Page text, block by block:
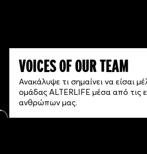
VOICES OF OUR TEAM
Ανακάλυψε τι σημαίνει να είσαι
ομάδας ALTERLIFE μέσα από τις
ανθρώπων μας.